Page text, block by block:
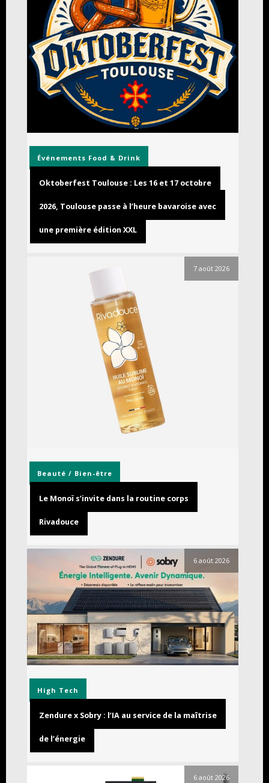
Événements Food & Drink
Oktoberfest Toulouse : Les 16 et 17 octobre
2026, Toulouse passe à l’heure bavaroise avec
une première édition XXL
7 août 2026
Beauté / Bien-être
Le Monoï s’invite dans la routine corps
Rivadouce
6 août 2026
High Tech
Zendure x Sobry : l’IA au service de la maîtrise
de l’énergie
6 août 2026